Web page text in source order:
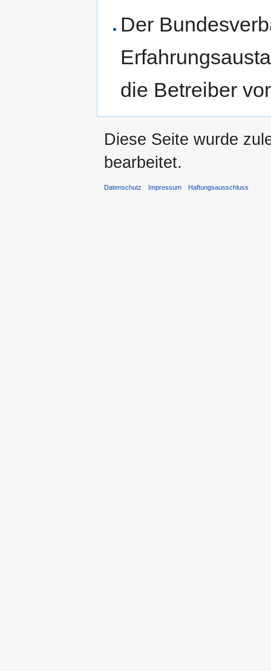
Der
die Betreiber
Diese Seite wurde
bearbeitet.
Datenschutz Impressum Haftungsausschluss